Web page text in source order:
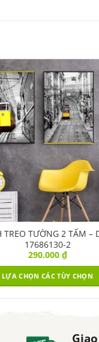
TREO TƯỜNG 2 TẤM –
17686130-2
290.000 ₫
LỰA CHỌN CÁC TÙY CHỌN